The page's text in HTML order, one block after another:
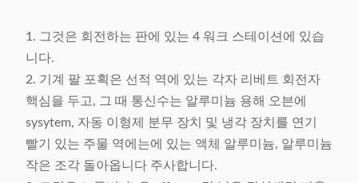
무게
차원
(L) 1350× (W) 1400× (H)
2200mm
1. 그것은 회전하는 판에 있는 4 워크 스테이션에 있습
니다.
2. 기계 팔 포획은 선적 역에 있는 각자 리베트 회전자
핵심을 두고, 그 때 통신수는 알루미늄 용해 오븐에
sysytem, 자동 이형제 분무 장치 및 냉각 장치를 연기
빨기 있는 주물 역에는에 있는 액체 알루미늄, 알루미늄
작은 조각 돌아옵니다 주사합니다.